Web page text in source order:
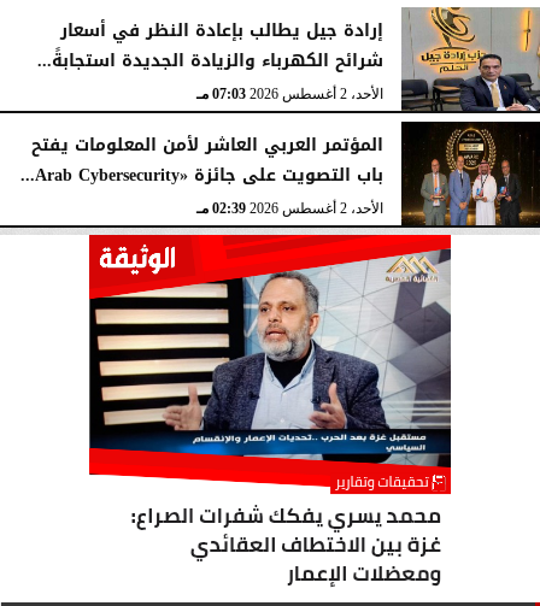
إرادة جيل يطالب بإعادة النظر في أسعار
شرائح الكهرباء والزيادة الجديدة استجابةً...
الأحد، 2 أغسطس 2026 07:03 مـ
المؤتمر العربي العاشر لأمن المعلومات يفتح
باب التصويت على جائزة «Arab Cybersecurity...
الأحد، 2 أغسطس 2026 02:39 مـ